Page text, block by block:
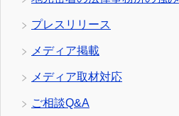
プレスリリース
メディア掲載
メディア取材対応
ご相談Q&A